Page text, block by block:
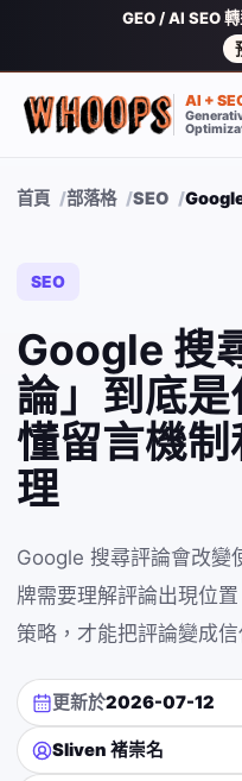
GEO / AI SEO
AI +
首頁 部落格 SEO
SEO
Google 搜
論」到底
懂留言機
理
Google 搜尋評論會改變
牌需要理解評論出現位
策略，才能把評論變成信
更新於2026-07-12
Sliven 褚崇名